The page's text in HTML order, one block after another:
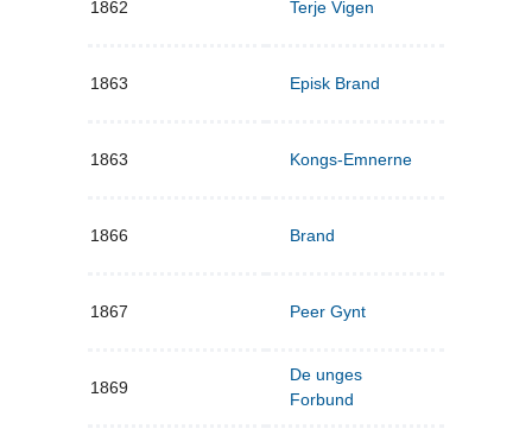
1862 Terje Vigen
1863 Episk Brand
1863 Kongs-Emnerne
1866 Brand
1867 Peer Gynt
1869
De unges
Forbund